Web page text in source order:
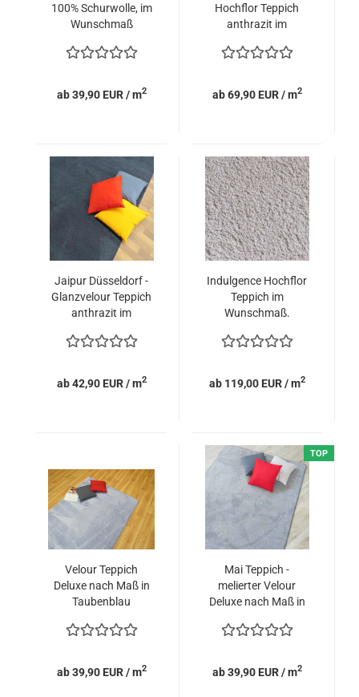
100% Schurwolle, im
Wunschmaß
ab 39,90 EUR / m2
Hochflor Teppich
anthrazit im
ab 69,90 EUR / m2
Jaipur Düsseldorf -
Glanzvelour Teppich
anthrazit im
ab 42,90 EUR / m2
Indulgence Hochflor
Teppich im
Wunschmaß.
ab 119,00 EUR / m2
Velour Teppich
Deluxe nach Maß in
Taubenblau
ab 39,90 EUR / m2
TOP
Mai Teppich -
melierter Velour
Deluxe nach Maß in
ab 39,90 EUR / m2